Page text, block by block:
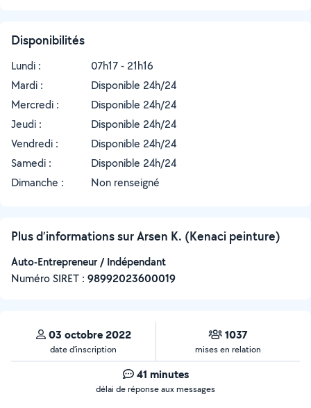
Disponibilités
Lundi :
07h17 - 21h16
Mardi :
Disponible 24h/24
Mercredi :
Disponible 24h/24
Jeudi :
Disponible 24h/24
Vendredi :
Disponible 24h/24
Samedi :
Disponible 24h/24
Dimanche :
Non renseigné
Plus d’informations sur Arsen K. (Kenaci peinture)
Auto-Entrepreneur / Indépendant
Numéro SIRET : ‍98992023600019
03 octobre 2022
date d’inscription
1037
mises en relation
41 minutes
délai de réponse aux messages